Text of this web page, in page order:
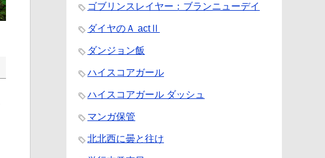
ゴブリンスレイヤー：ブランニューデイ
ダイヤのＡ actⅡ
ダンジョン飯
ハイスコアガール
ハイスコアガール ダッシュ
マンガ保管
北北西に曇と往け